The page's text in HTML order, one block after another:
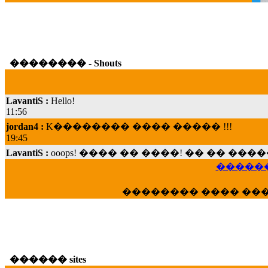
�������� - Shouts
11:56
jordan4 :
19:45
LavantiS :
���; ���� ��� ��� �������� ����
veronica :E���� 2012 ��� ����� ���
�������� ����
������ sites